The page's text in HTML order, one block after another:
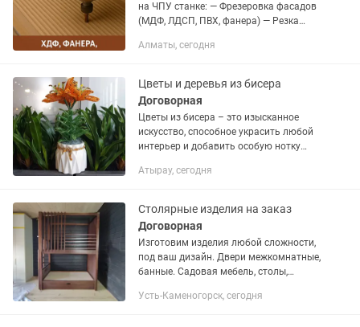
на ЧПУ станке: — Фрезеровка фасадов
(МДФ, ЛДСП, ПВХ, фанера) — Резка
— Распил и раскрой материалов —
Алматы, сегодня
Цветы и деревья из бисера
Договорная
Цветы из бисера – это изысканное
искусство, способное украсить любой
интерьер и добавить особую нотку
созданный вручную, уникален и
шедевр, в...
Атырау, сегодня
Столярные изделия на заказ
Договорная
Изготовим изделия любой сложности,
под ваш дизайн. Двери межкомнатные,
банные. Садовая мебель, столы,
Лестницы, декоративная отделка
Усть-Каменогорск, сегодня